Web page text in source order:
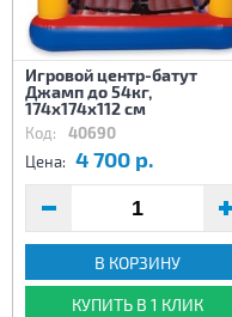
Игровой центр-батут
Джамп до 54кг,
174х174х112 см
Код: 40690
Цена: 4 700 р.
В КОРЗИНУ
КУПИТЬ В 1 КЛИК